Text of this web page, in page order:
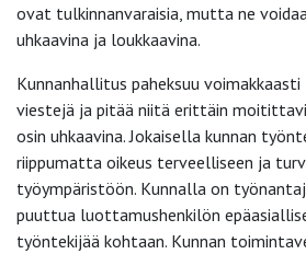
ovat tulkinnanvaraisia, mutta ne
uhkaavina ja loukkaavina.
Kunnanhallitus paheksuu voimakkaasti
viestejä ja pitää niitä erittäin
osin uhkaavina. Jokaisella kunnan
riippumatta oikeus terveelliseen ja
työympäristöön. Kunnalla on
puuttua luottamushenkilön
työntekijää kohtaan. Kunnan